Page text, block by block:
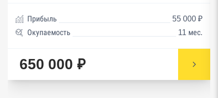
Прибыль
55 000 ₽
Окупаемость
11 мес.
650 000 ₽